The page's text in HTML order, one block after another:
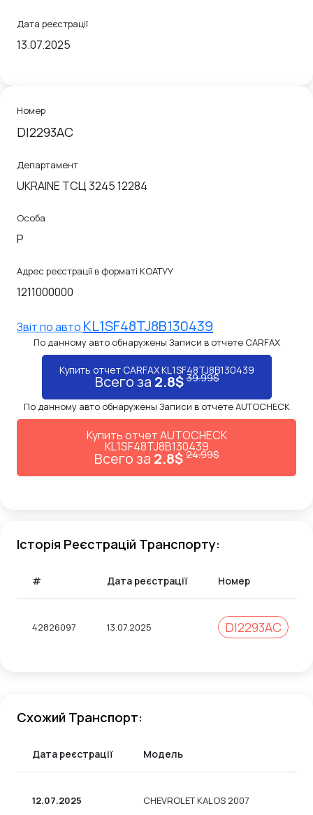
Дата реєстрації
13.07.2025
Номер
DІ2293АС
Департамент
UKRAINE ТСЦ 3245 12284
Особа
P
Адрес реєстрації в форматі КОАТУУ
1211000000
Звiт по авто KL1SF48TJ8B130439
По данному авто обнаружены Записи в отчете CARFAX
Купить отчет CARFAX KL1SF48TJ8B130439
Всего за 2.8$39.99$
По данному авто обнаружены Записи в отчете AUTOCHECK
Купить отчет AUTOCHECK
KL1SF48TJ8B130439
Всего за 2.8$24.99$
Історія Реєстрацій Транспорту:
# Дата реєстрації Номер
42826097 13.07.2025 DІ2293АС
Схожий Транспорт:
Дата реєстрації Модель
12.07.2025 CHEVROLET KALOS 2007